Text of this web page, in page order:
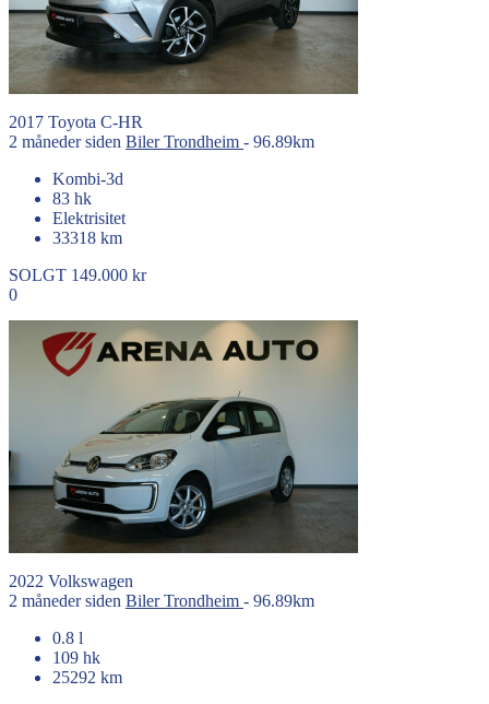
2017 Toyota C-HR
2 måneder siden BilerTrondheim - 96.89km
Kombi-3d
83 hk
Elektrisitet
33318 km
SOLGT 149.000 kr
0
2022 Volkswagen
2 måneder siden BilerTrondheim - 96.89km
0.8 l
109 hk
25292 km